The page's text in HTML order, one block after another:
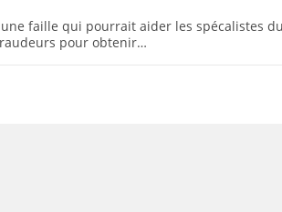
faille qui pourrait aider les spécalistes
pour obtenir…